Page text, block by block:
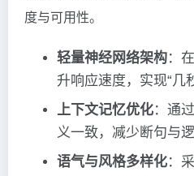
度与可用性。
轻量神经网络架构：
升响应速度，实现“几
上下文记忆优化：通
义一致，减少断句与逻
语气与风格多样化：